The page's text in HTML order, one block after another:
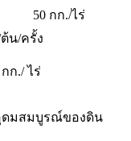
50 กก./ไร่
ต้น/ครั้ง
กก./ ไร่
ดมสมบูรณ์ของดิน